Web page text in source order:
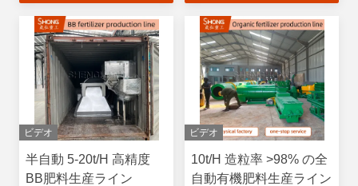
ビデオ
半自動 5-20t/H 高精度
BB肥料生産ライン
ビデオ
10t/H 造粒率 >98% の全
自動有機肥料生産ライン